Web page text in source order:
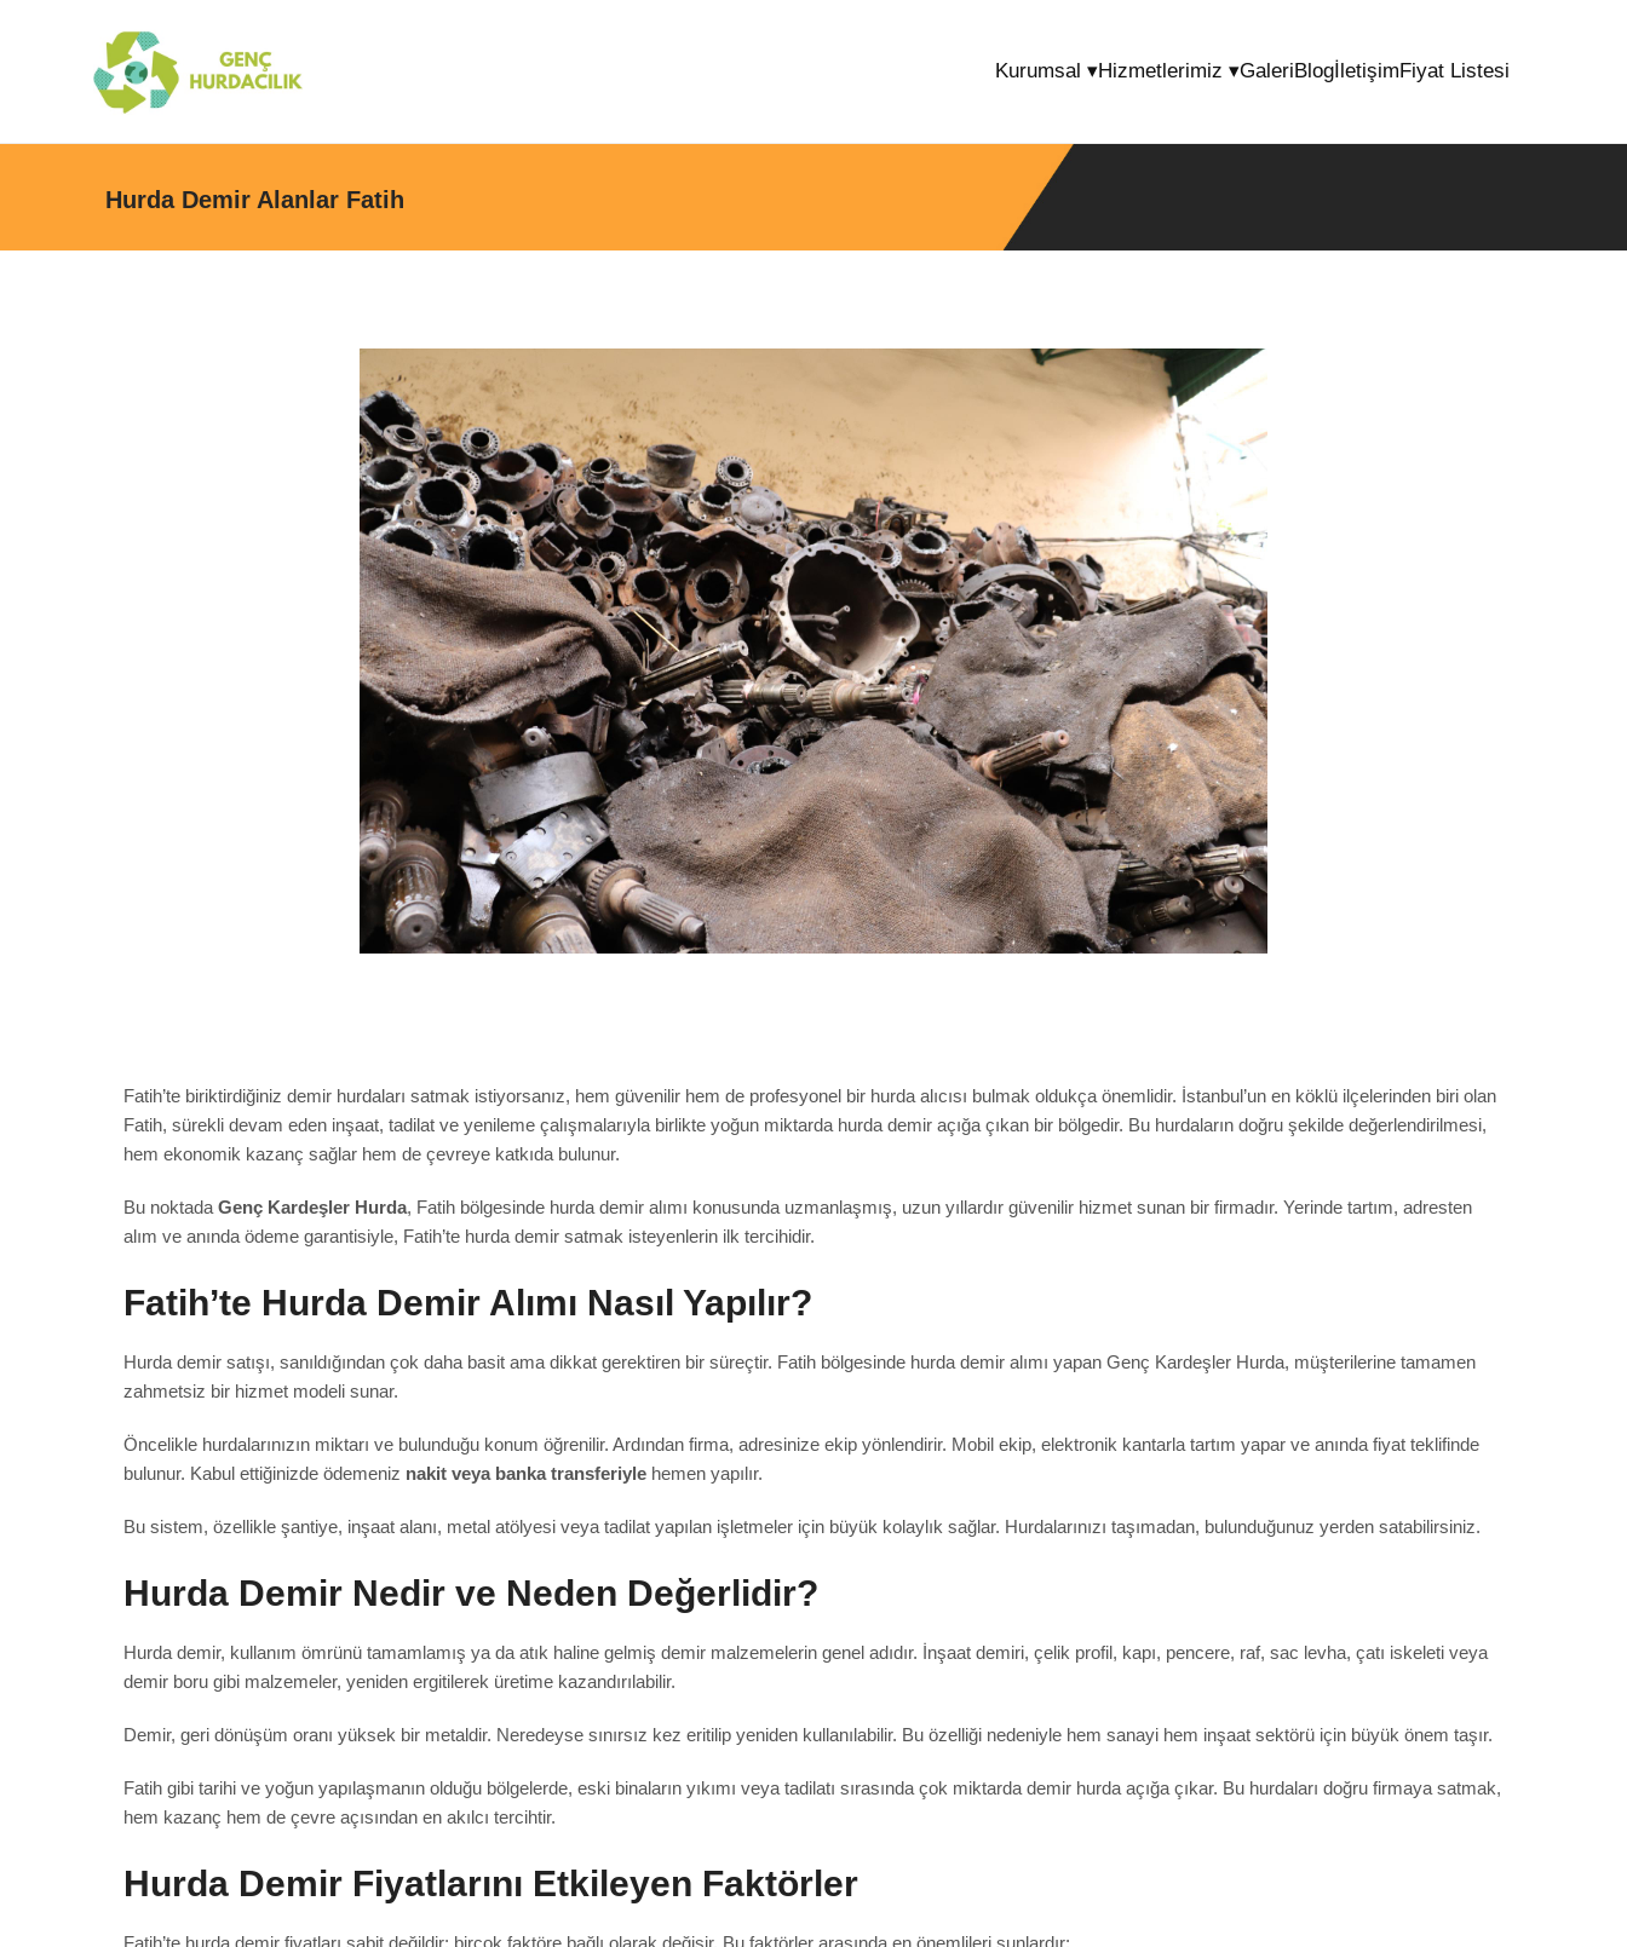
Kurumsal ▾Hizmetlerimiz ▾GaleriBlogİletişimFiyat Listesi
Hurda Demir Alanlar Fatih
Fatih’te biriktirdiğiniz demir hurdaları satmak istiyorsanız, hem güvenilir hem de profesyonel bir hurda alıcısı bulmak oldukça önemlidir. İstanbul’un en köklü ilçelerinden biri olan
Fatih, sürekli devam eden inşaat, tadilat ve yenileme çalışmalarıyla birlikte yoğun miktarda hurda demir açığa çıkan bir bölgedir. Bu hurdaların doğru şekilde değerlendirilmesi,
hem ekonomik kazanç sağlar hem de çevreye katkıda bulunur.
Bu noktada Genç Kardeşler Hurda, Fatih bölgesinde hurda demir alımı konusunda uzmanlaşmış, uzun yıllardır güvenilir hizmet sunan bir firmadır. Yerinde tartım, adresten
alım ve anında ödeme garantisiyle, Fatih’te hurda demir satmak isteyenlerin ilk tercihidir.
Fatih’te Hurda Demir Alımı Nasıl Yapılır?
Hurda demir satışı, sanıldığından çok daha basit ama dikkat gerektiren bir süreçtir. Fatih bölgesinde hurda demir alımı yapan Genç Kardeşler Hurda, müşterilerine tamamen
zahmetsiz bir hizmet modeli sunar.
Öncelikle hurdalarınızın miktarı ve bulunduğu konum öğrenilir. Ardından firma, adresinize ekip yönlendirir. Mobil ekip, elektronik kantarla tartım yapar ve anında fiyat teklifinde
bulunur. Kabul ettiğinizde ödemeniz nakit veya banka transferiyle hemen yapılır.
Bu sistem, özellikle şantiye, inşaat alanı, metal atölyesi veya tadilat yapılan işletmeler için büyük kolaylık sağlar. Hurdalarınızı taşımadan, bulunduğunuz yerden satabilirsiniz.
Hurda Demir Nedir ve Neden Değerlidir?
Hurda demir, kullanım ömrünü tamamlamış ya da atık haline gelmiş demir malzemelerin genel adıdır. İnşaat demiri, çelik profil, kapı, pencere, raf, sac levha, çatı iskeleti veya
demir boru gibi malzemeler, yeniden ergitilerek üretime kazandırılabilir.
Demir, geri dönüşüm oranı yüksek bir metaldir. Neredeyse sınırsız kez eritilip yeniden kullanılabilir. Bu özelliği nedeniyle hem sanayi hem inşaat sektörü için büyük önem taşır.
Fatih gibi tarihi ve yoğun yapılaşmanın olduğu bölgelerde, eski binaların yıkımı veya tadilatı sırasında çok miktarda demir hurda açığa çıkar. Bu hurdaları doğru firmaya satmak,
hem kazanç hem de çevre açısından en akılcı tercihtir.
Hurda Demir Fiyatlarını Etkileyen Faktörler